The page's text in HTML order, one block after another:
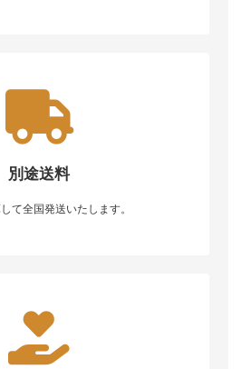
別途送料
て全国発送いたします。